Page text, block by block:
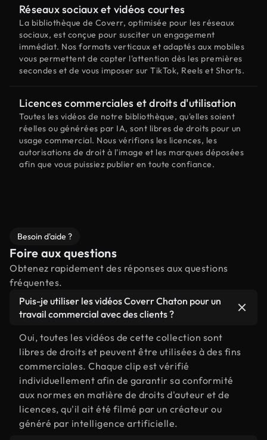
Réseaux sociaux et vidéos courtes
La bibliothèque de Coverr, optimisée pour les réseaux
sociaux, est conçue pour susciter un engagement
immédiat. Nos formats verticaux et adaptés aux mobiles
vous permettent de capter l'attention dès les premières
secondes et de vous imposer sur TikTok, Reels et Shorts.
Licences commerciales et droits d'utilisation
Toutes les vidéos de notre bibliothèque, qu'elles soient
réelles ou générées par IA, sont libres de droits pour un
usage commercial. Nous vérifions les licences, les
autorisations de droit à l'image et les marques déposées
afin que vous puissiez publier en toute confiance.
Besoin d'aide ?
Foire aux questions
Obtenez rapidement des réponses aux questions
fréquentes.
Puis-je utiliser les vidéos Coverr Chaton pour un
travail commercial avec des clients ?
Oui, toutes les vidéos de cette collection sont
libres de droits et peuvent être utilisées à des fins
commerciales. Chaque clip est vérifié
individuellement afin de garantir sa conformité
aux normes en matière de droits d'auteur et de
licences, qu'il ait été filmé par un créateur ou
généré par intelligence artificielle.